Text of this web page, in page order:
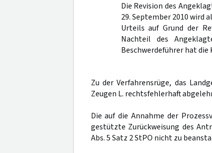
Die Revision des
29. September 2010 wird
Urteils auf Grund der
Nachteil des
Beschwerdeführer hat
Zu der Verfahrensrüge, das
Zeugen L. rechtsfehlerhaft
Die auf die Annahme der
gestützte Zurückweisung des
Abs. 5 Satz 2 StPO nicht zu